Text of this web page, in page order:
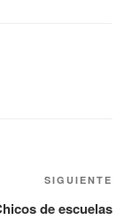
SIGUIENTE
de escuelas